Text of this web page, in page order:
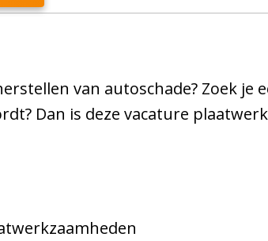
van autoschade? Zoek je
Dan is deze vacature